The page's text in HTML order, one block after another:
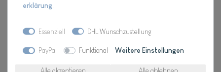
14,98 EUR*
Inhalt1Stück
erklärung
Essenziell DHL Wunschzustellung
PayPal Funktional Weitere Einstellungen
Alle akzeptieren Alle ablehnen